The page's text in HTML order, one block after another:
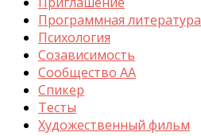
Программная литература
Психология
Созависимость
Сообщество АА
Спикер
Тесты
Художественный фильм